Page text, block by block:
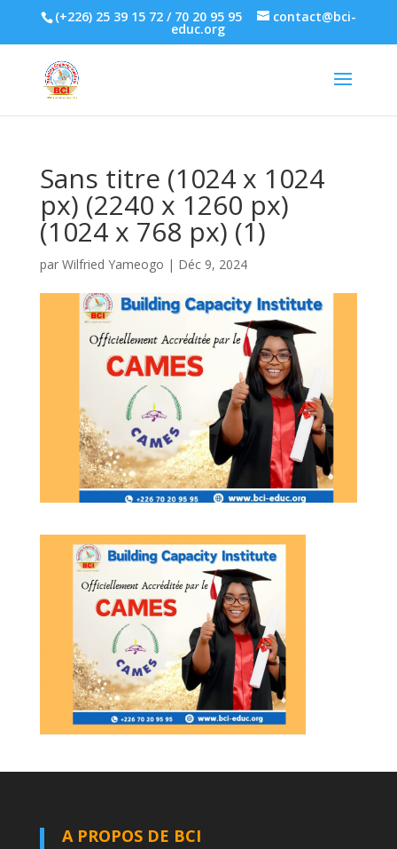
(+226) 25 39 15 72 / 70 20 95 95 contact@bci-
educ.org
Sans titre (1024 x 1024
px) (2240 x 1260 px)
(1024 x 768 px) (1)
par Wilfried Yameogo | Déc 9, 2024
A PROPOS DE BCI